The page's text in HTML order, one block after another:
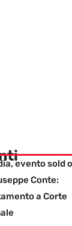
evento sold
Conte:
a Corte